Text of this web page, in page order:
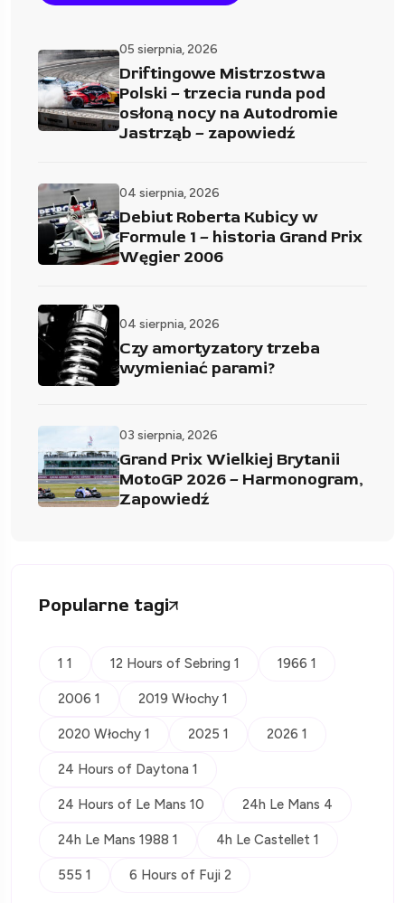
05 sierpnia, 2026
Driftingowe Mistrzostwa
Polski – trzecia runda pod
osłoną nocy na Autodromie
Jastrząb – zapowiedź
04 sierpnia, 2026
Debiut Roberta Kubicy w
Formule 1 – historia Grand Prix
Węgier 2006
04 sierpnia, 2026
Czy amortyzatory trzeba
wymieniać parami?
03 sierpnia, 2026
Grand Prix Wielkiej Brytanii
MotoGP 2026 – Harmonogram,
Zapowiedź
Popularne tagi
1 1 12 Hours of Sebring 1 1966 1
2006 1 2019 Włochy 1
2020 Włochy 1 2025 1 2026 1
24 Hours of Daytona 1
24 Hours of Le Mans 10 24h Le Mans 4
24h Le Mans 1988 1 4h Le Castellet 1
555 1 6 Hours of Fuji 2